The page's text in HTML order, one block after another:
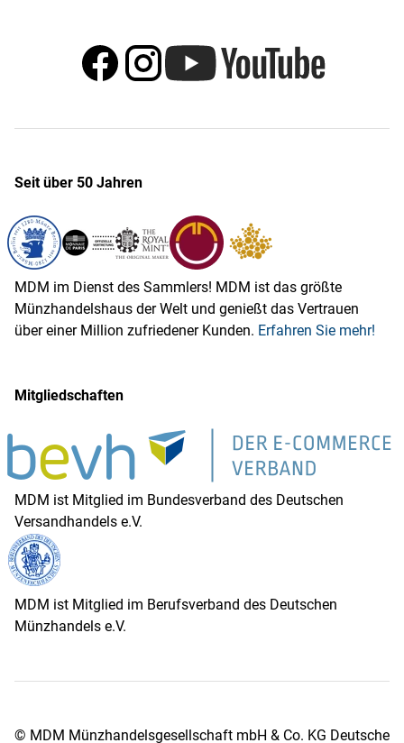
Seit über 50 Jahren
MDM im Dienst des Sammlers! MDM ist das größte
Münzhandelshaus der Welt und genießt das Vertrauen
über einer Million zufriedener Kunden. Erfahren Sie mehr!
Mitgliedschaften
MDM ist Mitglied im Bundesverband des Deutschen
Versandhandels e.V.
MDM ist Mitglied im Berufsverband des Deutschen
Münzhandels e.V.
© MDM Münzhandelsgesellschaft mbH & Co. KG Deutsche